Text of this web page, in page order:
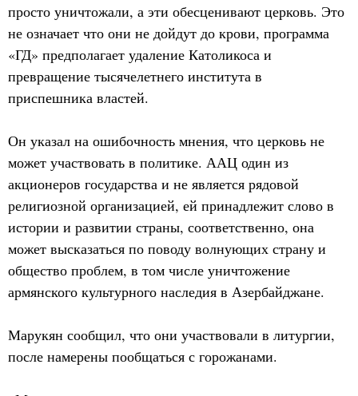
просто уничтожали, а эти обесценивают церковь. Это
не означает что они не дойдут до крови, программа
«ГД» предполагает удаление Католикоса и
превращение тысячелетнего института в
приспешника властей.
Он указал на ошибочность мнения, что церковь не
может участвовать в политике. ААЦ один из
акционеров государства и не является рядовой
религиозной организацией, ей принадлежит слово в
истории и развитии страны, соответственно, она
может высказаться по поводу волнующих страну и
общество проблем, в том числе уничтожение
армянского культурного наследия в Азербайджане.
Марукян сообщил, что они участвовали в литургии,
после намерены пообщаться с горожанами.